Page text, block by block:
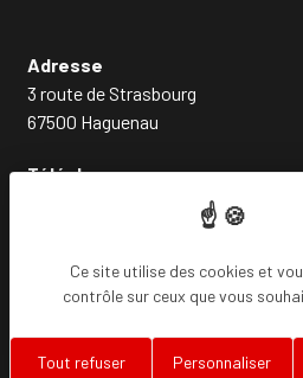
Ce site utilise des cookies et
contrôle sur ceux que vous
Tout refuser Personnaliser
Adresse
3 route de Strasbourg
67500 Haguenau
Téléphone